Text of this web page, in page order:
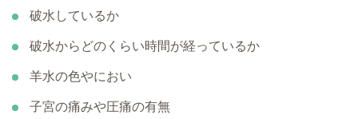
破水しているか
破水からどのくらい時間が経っているか
羊水の色やにおい
子宮の痛みや圧痛の有無